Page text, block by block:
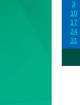
3
10
17
24
31